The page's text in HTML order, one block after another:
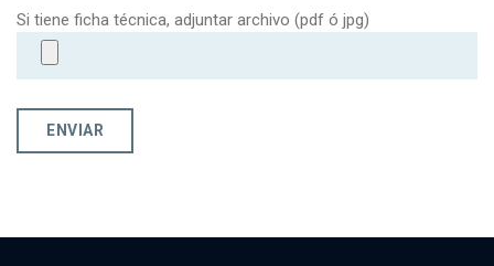
Si tiene ficha técnica, adjuntar archivo (pdf ó jpg)